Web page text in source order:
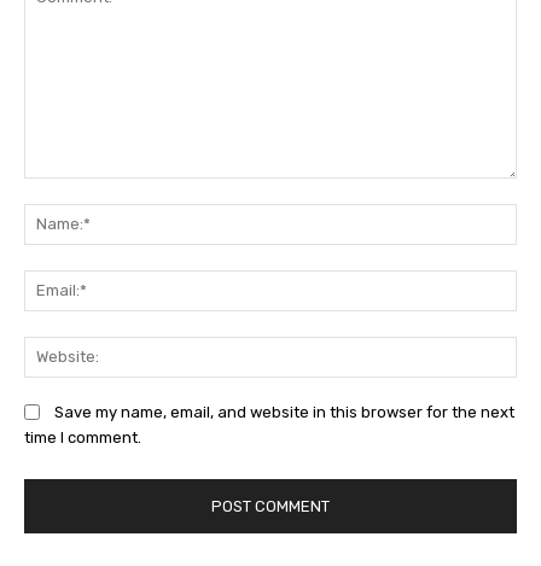
Save my name, email, and website in this browser for the next
time I comment.